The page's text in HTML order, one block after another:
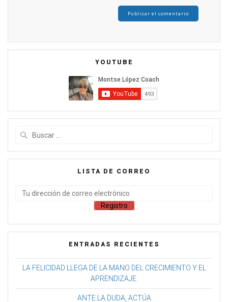
YOUTUBE
LISTA DE CORREO
ENTRADAS RECIENTES
LA FELICIDAD LLEGA DE LA MANO DEL CRECIMIENTO Y EL
APRENDIZAJE.
ANTE LA DUDA, ACTÚA